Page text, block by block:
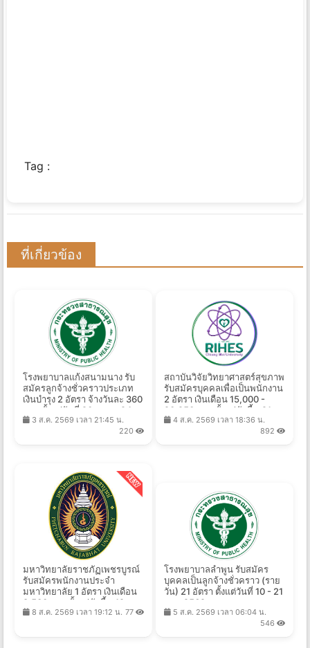
Tag :
ที่เกี่ยวข้อง
โรงพยาบาลแก้งสนามนาง รับ
สมัครลูกจ้างชั่วคราวประเภท
เงินบำรุง 2 อัตรา จ้างวันละ 360
บาท ตั้งแต่วันที่ 20 ก.ค. - 24
ส.ค. 2569
3 ส.ค. 2569 เวลา 21:45 น.
220
สถาบันวิจัยวิทยาศาสตร์สุขภาพ
รับสมัครบุคคลเพื่อเป็นพนักงาน
2 อัตรา เงินเดือน 15,000 -
20,250 บาท ตั้งแต่บัดนี้ - 21
ส.ค. 2569
4 ส.ค. 2569 เวลา 18:36 น.
892
มหาวิทยาลัยราชภัฏเพชรบูรณ์
รับสมัครพนักงานประจำ
มหาวิทยาลัย 1 อัตรา เงินเดือน
8,500 บาท ตั้งแต่บัดนี้ - 19
ส.ค. 2569
8 ส.ค. 2569 เวลา 19:12 น. 77
โรงพยาบาลลำพูน รับสมัคร
บุคคลเป็นลูกจ้างชั่วคราว (ราย
วัน) 21 อัตรา ตั้งแต่วันที่ 10 - 21
ส.ค. 2569
5 ส.ค. 2569 เวลา 06:04 น.
546